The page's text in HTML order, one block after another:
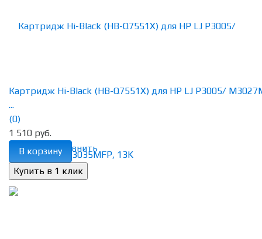
избранное сравнить
Картридж Hi-Black (HB-Q7551X) для HP LJ P3005/
...
(0)
1 510 руб.
В корзину